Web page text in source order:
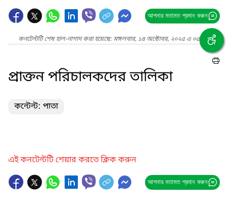
আপনার মতামত প্রদান করুন
কনটেন্টটি শেষ হাল-নাগাদ করা হয়েছে: মঙ্গলবার, ১৪ অক্টোবর, ২০২৫ এ ০৫:৩১ PM
প্রাক্তন পরিচালকদের তালিকা
কন্টেন্ট: পাতা
এই কনটেন্টটি শেয়ার করতে ক্লিক করুন
আপনার মতামত প্রদান করুন